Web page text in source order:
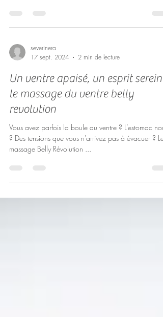
severinera
17 sept. 2024
2 min de lecture
Un ventre apaisé, un esprit serein :
le massage du ventre belly
revolution
Vous avez parfois la boule au ventre ? L’estomac
? Des tensions que vous n'arrivez pas à évacuer ? Le
massage Belly Révolution ...